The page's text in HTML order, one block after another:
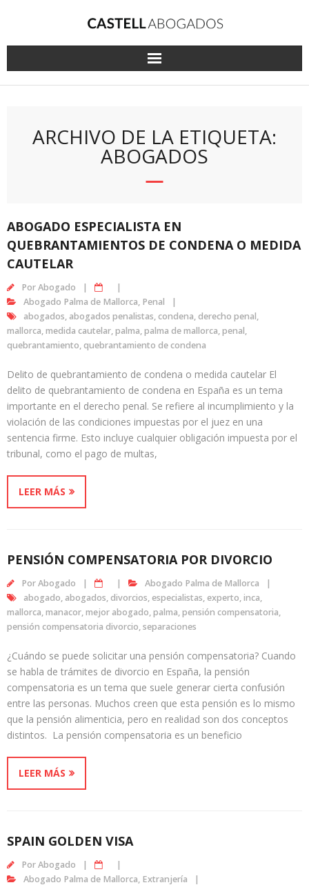
ARCHIVO DE LA ETIQUETA:
ABOGADOS
ABOGADO ESPECIALISTA EN
QUEBRANTAMIENTOS DE CONDENA O MEDIDA
CAUTELAR
PorAbogado
Abogado Palma de Mallorca, Penal
abogados, abogados penalistas,condena,derecho penal,
mallorca,medida cautelar,palma,palma de mallorca,penal,
quebrantamiento,quebrantamiento de condena
Delito de quebrantamiento de condena o medida cautelar El
delito de quebrantamiento de condena en España es un tema
importante en el derecho penal. Se refiere al incumplimiento y la
violación de las condiciones impuestas por el juez en una
sentencia firme. Esto incluye cualquier obligación impuesta por el
tribunal, como el pago de multas,
LEER MÁS
PENSIÓN COMPENSATORIA POR DIVORCIO
PorAbogado
Abogado Palma de Mallorca
abogado, abogados,divorcios,especialistas,experto,inca,
mallorca,manacor,mejor abogado,palma,pensión compensatoria,
pensión compensatoria divorcio,separaciones
¿Cuándo se puede solicitar una pensión compensatoria? Cuando
se habla de trámites de divorcio en España, la pensión
compensatoria es un tema que suele generar cierta confusión
entre las personas. Muchos creen que esta pensión es lo mismo
que la pensión alimenticia, pero en realidad son dos conceptos
distintos. La pensión compensatoria es un beneficio
LEER MÁS
SPAIN GOLDEN VISA
PorAbogado
Abogado Palma de Mallorca, Extranjería